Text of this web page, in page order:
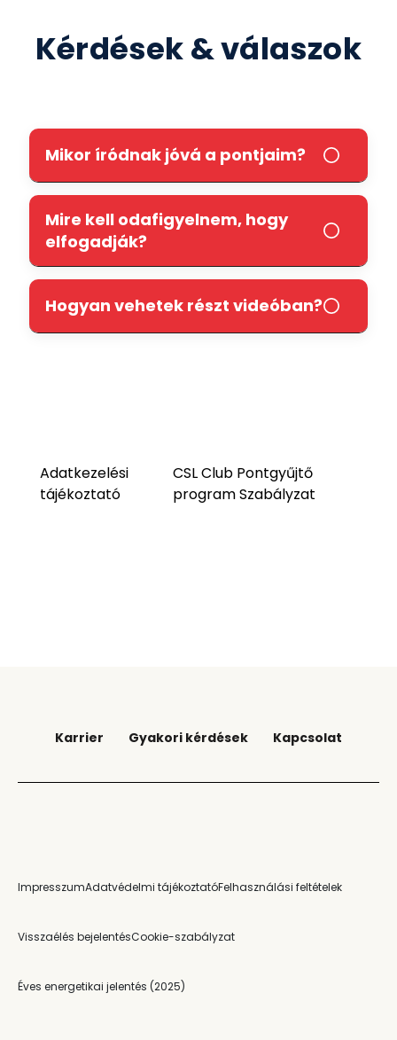
Kérdések & válaszok
Mikor íródnak jóvá a pontjaim?
Mire kell odafigyelnem, hogy
elfogadják?
Hogyan vehetek részt videóban?
Adatkezelési
tájékoztató
CSL Club Pontgyűjtő
program Szabályzat
Karrier Gyakori kérdések Kapcsolat
ImpresszumAdatvédelmi tájékoztatóFelhasználási feltételek
Visszaélés bejelentésCookie-szabályzat
Éves energetikai jelentés (2025)